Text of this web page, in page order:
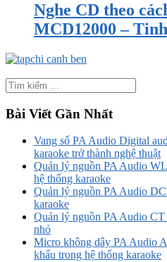
Nghe CD theo
MCD12000 –
Bài Viết Gần Nhất
Vang số PA Audio Digital
karaoke trở thành nghệ thuật
Quản lý nguồn PA Audio
hệ thống karaoke
Quản lý nguồn PA Audio
karaoke
Quản lý nguồn PA Audio
nhỏ
Micro không dây PA Audio
khấu trong hệ thống karaoke